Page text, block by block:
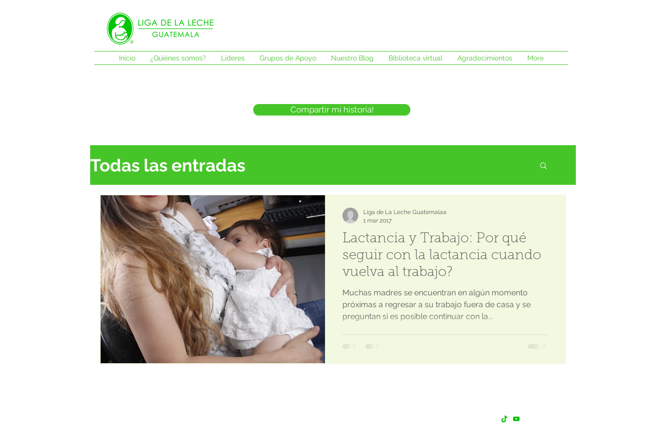
Inicio ¿Quiénes somos? Líderes Grupos de Apoyo Nuestro Blog Biblioteca virtual Agradecimientos More
Compartir mi historia!
Todas las entradas
Lactancia y Trabajo: Por qué
seguir con la lactancia cuando
vuelva al trabajo?
Muchas madres se encuentran en algún momento
próximas a regresar a su trabajo fuera de casa y se
preguntan si es posible continuar con la...
Liga de La Leche Guatemalaa
1 mar 2017